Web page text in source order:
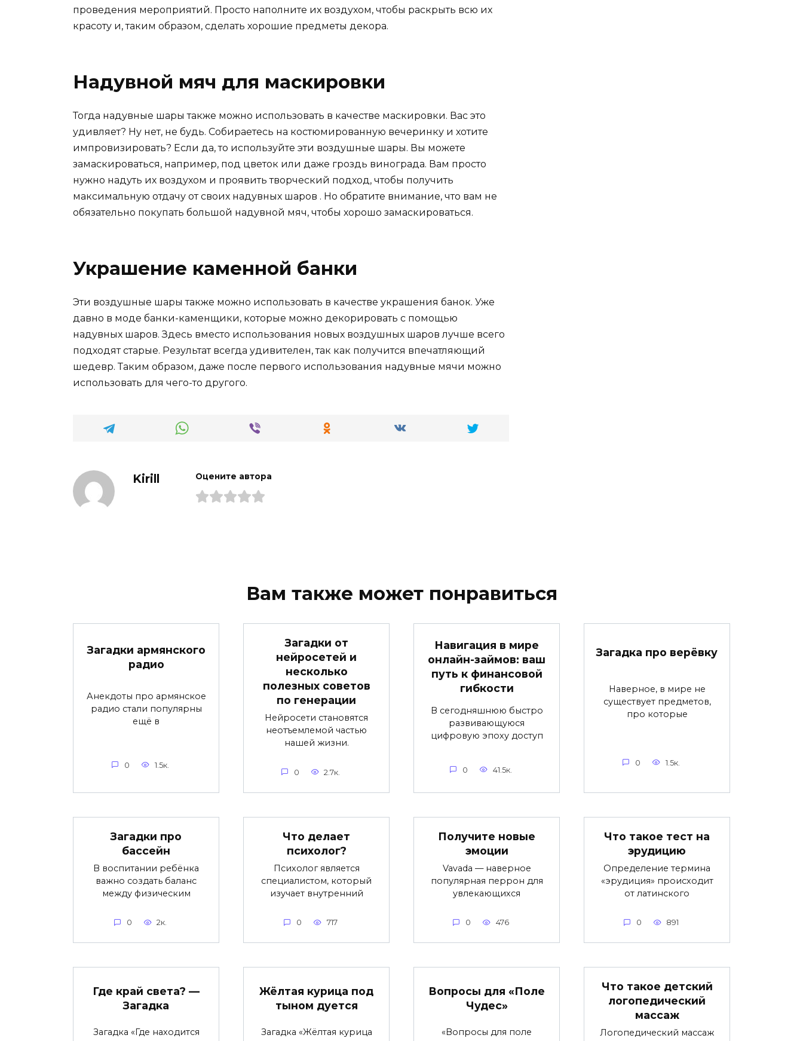
проведения мероприятий. Просто наполните их воздухом, чтобы раскрыть всю их
красоту и, таким образом, сделать хорошие предметы декора.
Надувной мяч для маскировки
Тогда надувные шары также можно использовать в качестве маскировки. Вас это
удивляет? Ну нет, не будь. Собираетесь на костюмированную вечеринку и хотите
импровизировать? Если да, то используйте эти воздушные шары. Вы можете
замаскироваться, например, под цветок или даже гроздь винограда. Вам просто
нужно надуть их воздухом и проявить творческий подход, чтобы получить
максимальную отдачу от своих надувных шаров . Но обратите внимание, что вам не
обязательно покупать большой надувной мяч, чтобы хорошо замаскироваться.
Украшение каменной банки
Эти воздушные шары также можно использовать в качестве украшения банок. Уже
давно в моде банки-каменщики, которые можно декорировать с помощью
надувных шаров. Здесь вместо использования новых воздушных шаров лучше всего
подходят старые. Результат всегда удивителен, так как получится впечатляющий
шедевр. Таким образом, даже после первого использования надувные мячи можно
использовать для чего-то другого.
Kirill Оцените автора
Вам также может понравиться
Загадки армянского
радио
Анекдоты про армянское
радио стали популярны
ещё в
0 1.5к.
Загадки от
нейросетей и
несколько
полезных советов
по генерации
Нейросети становятся
неотъемлемой частью
нашей жизни.
0 2.7к.
Навигация в мире
онлайн-займов: ваш
путь к финансовой
гибкости
В сегодняшнюю быстро
развивающуюся
цифровую эпоху доступ
0 41.5к.
Загадка про верёвку
Наверное, в мире не
существует предметов,
про которые
0 1.5к.
Загадки про
бассейн
В воспитании ребёнка
важно создать баланс
между физическим
0 2к.
Что делает
психолог?
Психолог является
специалистом, который
изучает внутренний
0 717
Получите новые
эмоции
Vavada — наверное
популярная перрон для
увлекающихся
0 476
Что такое тест на
эрудицию
Определение термина
«эрудиция» происходит
от латинского
0 891
Где край света? —
Загадка
Загадка «Где находится
Жёлтая курица под
тыном дуется
Загадка «Жёлтая курица
Вопросы для «Поле
Чудес»
«Вопросы для поле
Что такое детский
логопедический
массаж
Логопедический массаж